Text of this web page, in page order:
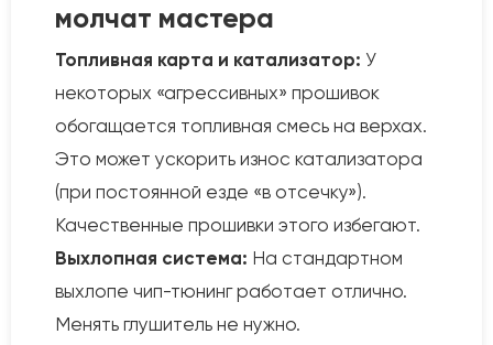
молчат мастера
Топливная карта и катализатор: У
некоторых «агрессивных» прошивок
обогащается топливная смесь на верхах.
Это может ускорить износ катализатора
(при постоянной езде «в отсечку»).
Качественные прошивки этого избегают.
Выхлопная система: На стандартном
выхлопе чип-тюнинг работает отлично.
Менять глушитель не нужно.